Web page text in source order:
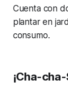
Cuenta con
plantar en
consumo.
¡Cha-